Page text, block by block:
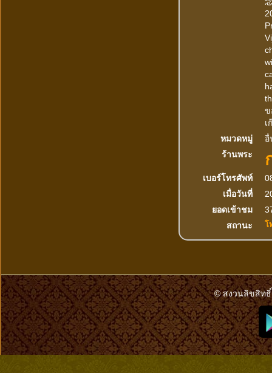
ข
เ
หมวดหมู่
อื่
ร้านพระ
เบอร์โทรศัพท์
เมื่อวันที่
ยอดเข้าชม
สถานะ
โ
© สงวนลิขสิทธิ์